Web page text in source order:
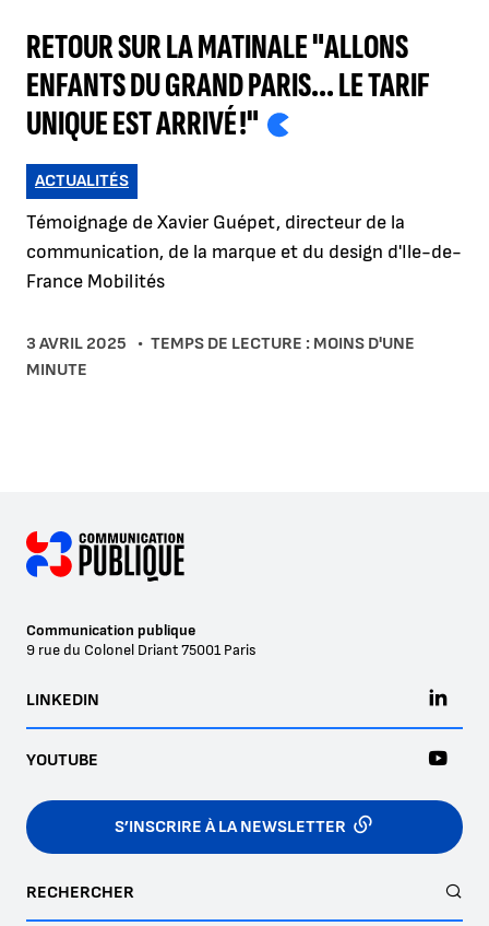
RETOUR SUR LA MATINALE "ALLONS
ENFANTS DU GRAND PARIS... LE TARIF
UNIQUE EST ARRIVÉ !"
Témoignage de Xavier Guépet, directeur de la
communication, de la marque et du design d'Ile-de-
France Mobilités
ACTUALITÉS
3 AVRIL 2025
TEMPS DE LECTURE : MOINS D'UNE
MINUTE
Communication publique
9 rue du Colonel Driant75001 Paris
S’INSCRIRE À LA NEWSLETTER
LINKEDIN
YOUTUBE
RECHERCHER